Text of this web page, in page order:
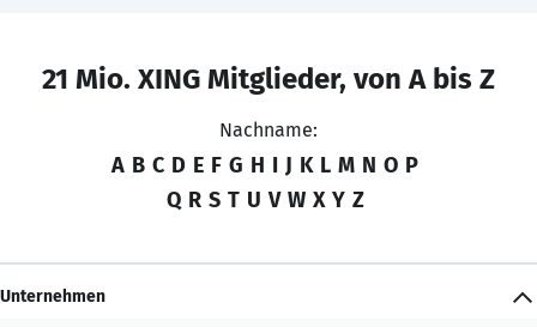
21 Mio. XING Mitglieder, von A bis Z
Nachname:
A B C D E F G H I J K L M N O P
Q R S T U V W X Y Z
Unternehmen